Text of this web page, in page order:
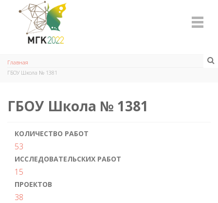
Главная
ГБОУ Школа № 1381
ГБОУ Школа № 1381
КОЛИЧЕСТВО РАБОТ
53
ИССЛЕДОВАТЕЛЬСКИХ РАБОТ
15
ПРОЕКТОВ
38